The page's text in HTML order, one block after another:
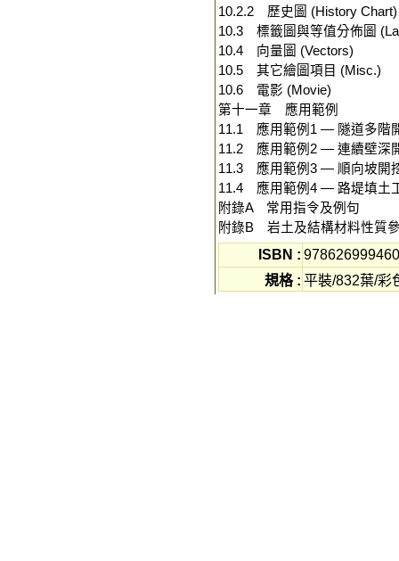
10.2.2 歷史圖 (History Chart)
10.3 標籤圖與等值分佈圖
10.4 向量圖 (Vectors)
10.5 其它繪圖項目 (Misc.)
10.6 電影 (Movie)
第十一章 應用範例
11.1 應用範例1 — 隧道多階
11.2 應用範例2 — 連續壁深
11.3 應用範例3 — 順向坡開
11.4 應用範例4 — 路堤填土
附錄A 常用指令及例句
附錄B 岩土及結構材料性質
ISBN :
規格 : 平裝/832葉/彩